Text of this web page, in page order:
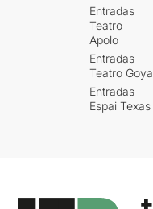
Entradas
Teatro
Apolo
Entradas
Teatro Goya
Entradas
Espai Texas